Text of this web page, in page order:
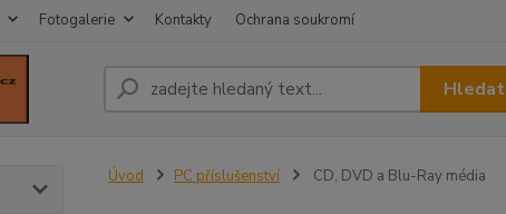
Fotogalerie Kontakty Ochrana soukromí
Hledat
Úvod PC příslušenství CD, DVD a Blu-Ray média